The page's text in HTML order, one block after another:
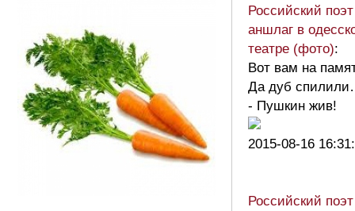
Российский
аншлаг в
театре (фото):
Вот вам на
Да дуб
- Пушкин жив!
2015-08-16
Российский